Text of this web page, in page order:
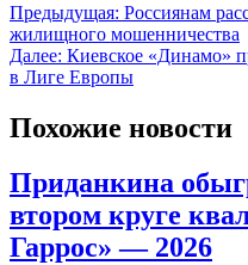
Предыдущая: Россиянам
жилищного мошенничества
Далее: Киевское «Динамо»
в Лиге Европы
Похожие новости
Приданкина
втором круге
Гаррос» — 2026